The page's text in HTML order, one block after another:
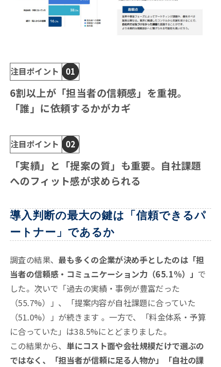
注目ポイント 01
6割以上が「担当者の信頼感」を重視。
「誰」に依頼するかがカギ
注目ポイント 02
「実績」と「提案の質」も重要。自社課題
へのフィット感が求められる
導入判断の最大の鍵は「信頼できるパ
ートナー」であるか
調査の結果、 最も多くの企業が決め手としたのは「担
当者の信頼感・コミュニケーション力（65.1%）」 で
した。 次いで「過去の実績・事例が豊富だった
（55.7%）」、「提案内容が自社課題に合っていた
（51.0%）」が続きます 。一方で、「料金体系・予算
に合っていた」は38.5%にとどまりました。
この結果から、 単にコスト面や会社規模だけで選ぶの
ではなく、「担当者が信頼に足る人物か」「自社の課